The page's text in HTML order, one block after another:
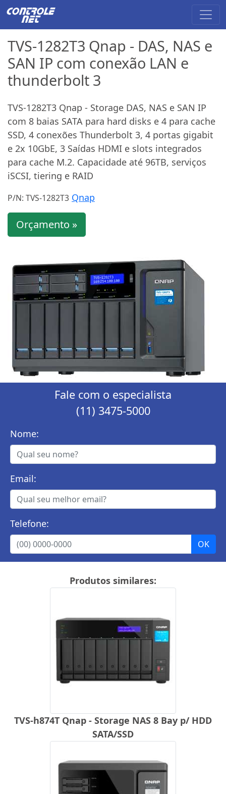
TVS-1282T3 Qnap - DAS, NAS e
SAN IP com conexão LAN e
thunderbolt 3
TVS-1282T3 Qnap - Storage DAS, NAS e SAN IP
com 8 baias SATA para hard disks e 4 para cache
SSD, 4 conexões Thunderbolt 3, 4 portas gigabit
e 2x 10GbE, 3 Saídas HDMI e slots integrados
para cache M.2. Capacidade até 96TB, serviços
iSCSI, tiering e RAID
P/N: TVS-1282T3 Qnap
Orçamento »
Fale com o especialista
(11) 3475-5000
Nome:
Email:
Telefone:
Produtos similares:
TVS-h874T Qnap - Storage NAS 8 Bay p/ HDD
SATA/SSD